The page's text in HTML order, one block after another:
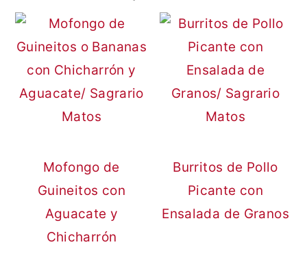
Mofongo de
Guineitos con
Aguacate y
Chicharrón
Burritos de Pollo
Picante con
Ensalada de Granos